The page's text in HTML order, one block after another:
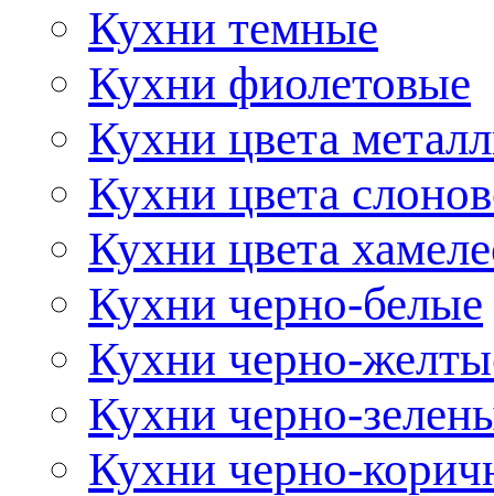
Кухни темные
Кухни фиолетовые
Кухни цвета
Кухни цвета
Кухни цвета
Кухни черно-белые
Кухни черно-
Кухни черно-
Кухни черно-